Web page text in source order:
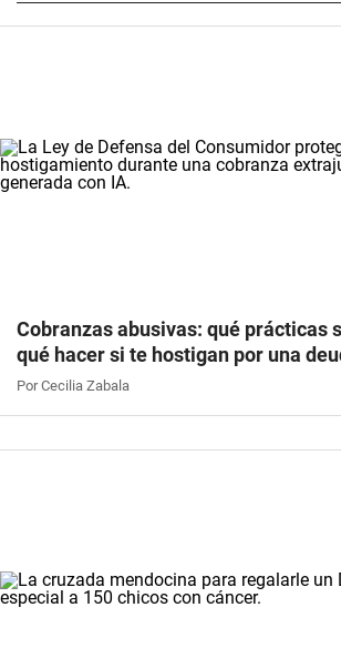
Cobranzas abusivas: qué prácticas
qué hacer si te hostigan por una
Por Cecilia Zabala